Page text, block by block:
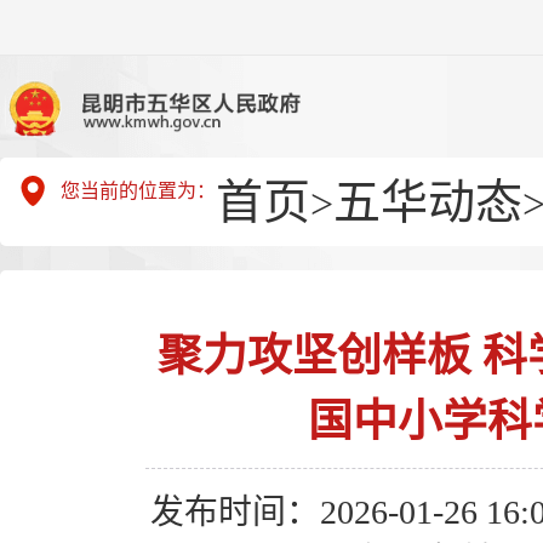
您当前的位置为： 首页>五华动态
聚力攻坚创样板
国中小学
发布时间：2026-01-26